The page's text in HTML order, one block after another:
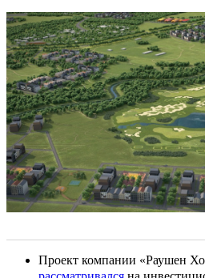
Проект компании «Раушен